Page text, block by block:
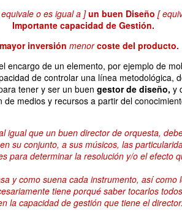
o es igual a ] un buen Diseño [
Importante capacidad de Gestión.
inversión menor coste del producto.
encargo de un elemento, por ejemplo de
de controlar una línea metodológica,
tener y ser un buen gestor de diseño, y
de medios y recursos a partir del
igual que un buen director de orquesta,
su conjunto, a sus músicos, las
para determinar la resolución y/o el efecto
y como suena cada instrumento, así como
tiene porqué saber tocarlos
la capacidad de gestión que tiene el director.